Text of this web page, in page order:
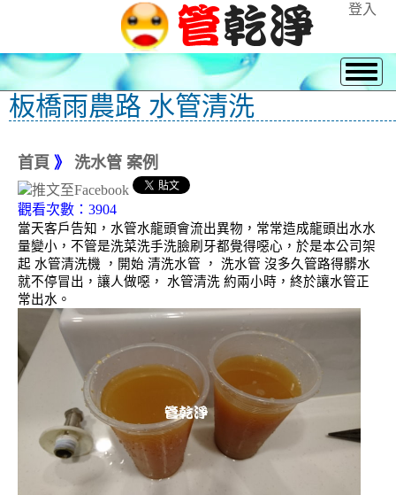
登入
板橋雨農路 水管清洗
首頁 》 洗水管 案例
觀看次數：3904
當天客戶告知，水管水龍頭會流出異物，常常造成龍頭出水水
量變小，不管是洗菜洗手洗臉刷牙都覺得噁心，於是本公司架
起 水管清洗機 ，開始 清洗水管 ， 洗水管 沒多久管路得髒水
就不停冒出，讓人做噁， 水管清洗 約兩小時，終於讓水管正
常出水。